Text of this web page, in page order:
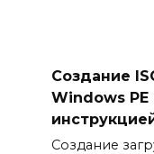
Создание
Windows PE
Создание